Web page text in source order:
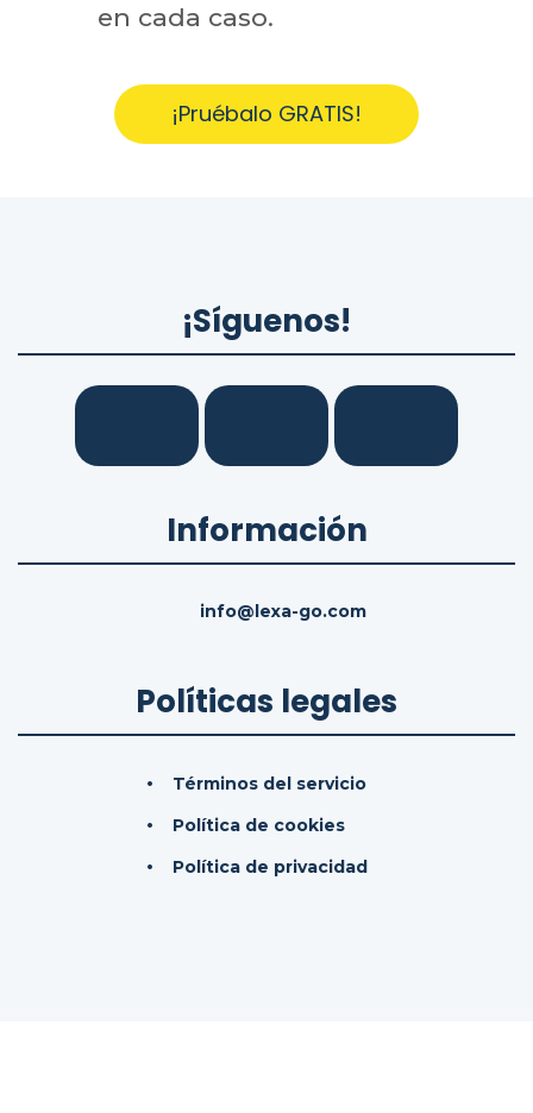
en cada caso.
¡Pruébalo GRATIS!
¡Síguenos!
Información
info@lexa-go.com
Políticas legales
Términos del servicio
Política de cookies
Política de privacidad